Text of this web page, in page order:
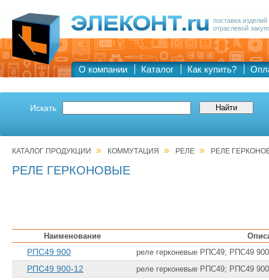
поставка
отраслевой
О компании Каталог Как купить?
Искать
КАТАЛОГ ПРОДУКЦИИ » КОММУТАЦИЯ » РЕЛЕ » РЕЛЕ
РЕЛЕ ГЕРКОНОВЫЕ
Наименование
РПС49 900 реле герконевые РПС49; РПС49 900
РПС49 900-12 реле герконевые РПС49; РПС49